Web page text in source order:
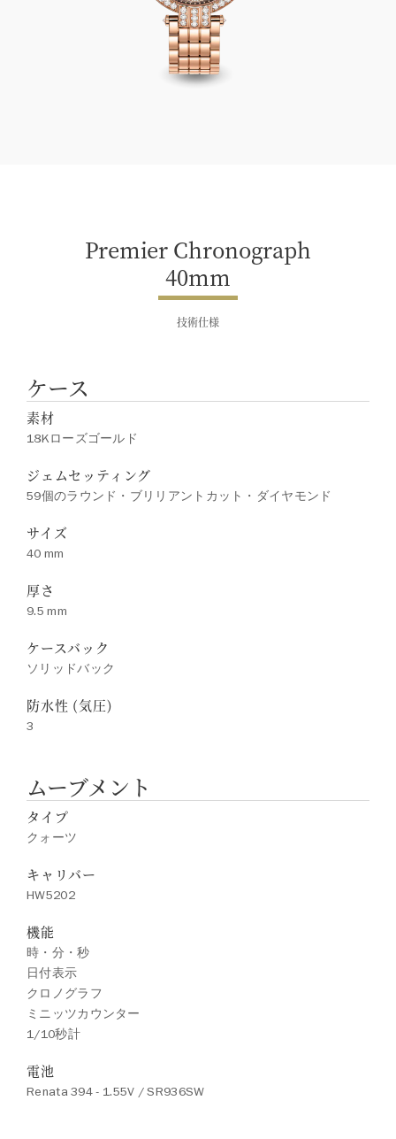
Premier Chronograph
40mm
技術仕様
ケース
素材
18Kローズゴールド
ジェムセッティング
59個のラウンド・ブリリアントカット・ダイヤモンド
サイズ
40 mm
厚さ
9.5 mm
ケースバック
ソリッドバック
防水性 (気圧)
3
ムーブメント
タイプ
クォーツ
キャリバー
HW5202
機能
時・分・秒
日付表示
クロノグラフ
ミニッツカウンター
1/10秒計
電池
Renata 394 - 1.55V / SR936SW